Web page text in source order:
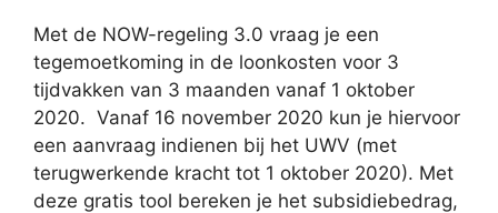
Met de NOW-regeling 3.0 vraag je een
tegemoetkoming in de loonkosten voor 3
tijdvakken van 3 maanden vanaf 1 oktober
2020. Vanaf 16 november 2020 kun je hiervoor
een aanvraag indienen bij het UWV (met
terugwerkende kracht tot 1 oktober 2020). Met
deze gratis tool bereken je het subsidiebedrag,